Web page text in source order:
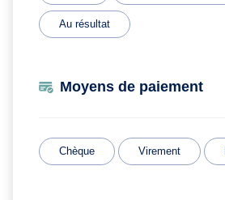
Au résultat
Moyens de paiement
Chèque Virement